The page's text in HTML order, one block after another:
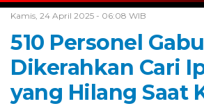
Kamis, 24 April 2025 - 06:08 WIB
510 Personel
Dikerahkan Cari
yang Hilang Saat